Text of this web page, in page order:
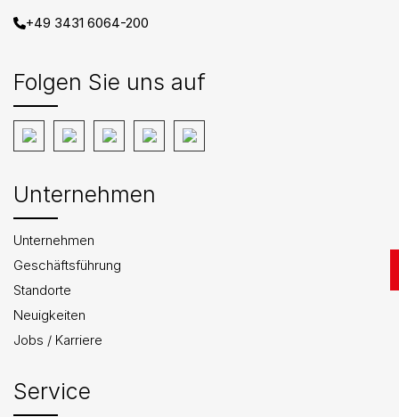
+49 3431 6064-200
Folgen Sie uns auf
Unternehmen
Unternehmen
Geschäftsführung
Standorte
Neuigkeiten
Jobs / Karriere
Service